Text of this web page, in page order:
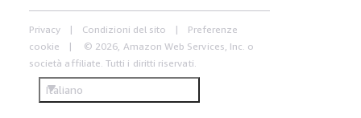
Privacy Condizioni del sito
Preferenze
cookie
© 2026, Amazon Web Services, Inc. o
società affiliate. Tutti i diritti riservati.
Italiano